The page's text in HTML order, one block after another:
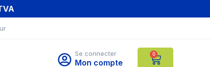
Se connecter
Mon compte
0